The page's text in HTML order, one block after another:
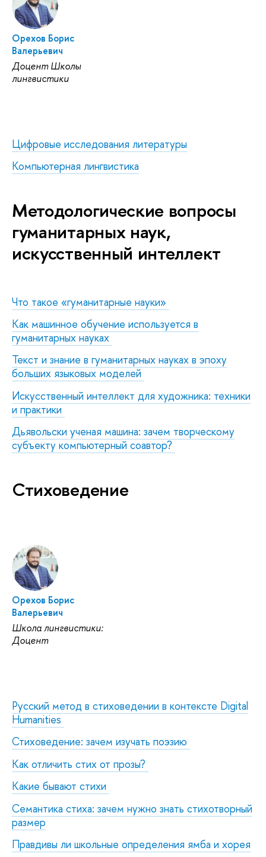
Орехов Борис
Валерьевич
Доцент Школы
лингвистики
Цифровые исследования литературы
Компьютерная лингвистика
Методологические вопросы
гуманитарных наук,
искусственный интеллект
Что такое «гуманитарные науки»
Как машинное обучение используется в
гуманитарных науках
Текст и знание в гуманитарных науках в эпоху
больших языковых моделей
Искусственный интеллект для художника: техники
и практики
Дьявольски ученая машина: зачем творческому
субъекту компьютерный соавтор?
Стиховедение
Орехов Борис
Валерьевич
Школа лингвистики:
Доцент
Русский метод в стиховедении в контексте Digital
Humanities
Стиховедение: зачем изучать поэзию
Как отличить стих от прозы?
Какие бывают стихи
Семантика стиха: зачем нужно знать стихотворный
размер
Правдивы ли школьные определения ямба и хорея